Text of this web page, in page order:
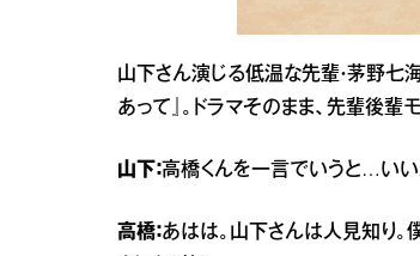
山下さん演じる低温な先輩・茅野七
あって』。ドラマそのまま、先輩後輩
山下：高橋くんを一言でいうと…いい
高橋：あはは。山下さんは人見知り。